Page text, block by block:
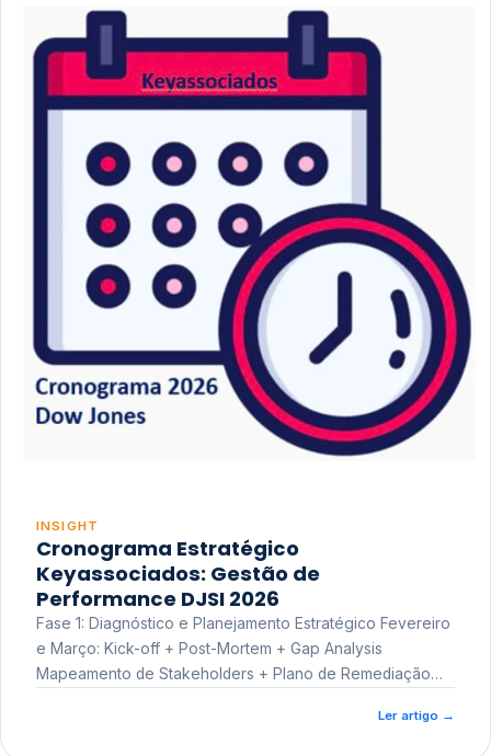
INSIGHT
Cronograma Estratégico
Keyassociados: Gestão de
Performance DJSI 2026
Fase 1: Diagnóstico e Planejamento Estratégico Fevereiro
e Março: Kick-off + Post-Mortem + Gap Analysis
Mapeamento de Stakeholders + Plano de Remediação
Ler artigo →